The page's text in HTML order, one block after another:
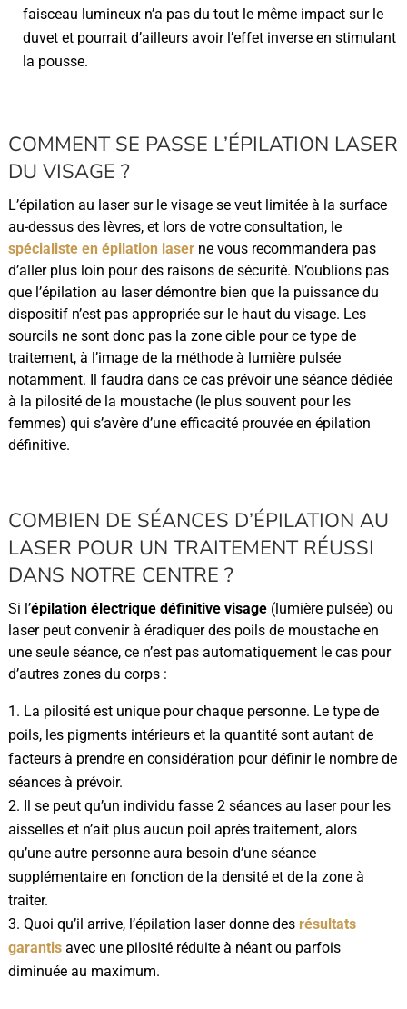
faisceau lumineux n’a pas du tout le même impact sur le
duvet et pourrait d’ailleurs avoir l’effet inverse en stimulant
la pousse.
COMMENT SE PASSE L’ÉPILATION LASER
DU VISAGE ?
L’épilation au laser sur le visage se veut limitée à la surface
au-dessus des lèvres, et lors de votre consultation, le
spécialiste en épilation laserne vous recommandera pas
d’aller plus loin pour des raisons de sécurité. N’oublions pas
que l’épilation au laser démontre bien que la puissance du
dispositif n’est pas appropriée sur le haut du visage. Les
sourcils ne sont donc pas la zone cible pour ce type de
traitement, à l’image de la méthode à lumière pulsée
notamment. Il faudra dans ce cas prévoir une séance dédiée
à la pilosité de la moustache (le plus souvent pour les
femmes) qui s’avère d’une efficacité prouvée en épilation
définitive.
COMBIEN DE SÉANCES D’ÉPILATION AU
LASER POUR UN TRAITEMENT RÉUSSI
DANS NOTRE CENTRE ?
Si l’épilation électrique définitive visage(lumière pulsée) ou
laser peut convenir à éradiquer des poils de moustache en
une seule séance, ce n’est pas automatiquement le cas pour
d’autres zones du corps :
La pilosité est unique pour chaque personne. Le type de
poils, les pigments intérieurs et la quantité sont autant de
facteurs à prendre en considération pour définir le nombre de
séances à prévoir.
Il se peut qu’un individu fasse 2 séances au laser pour les
aisselles et n’ait plus aucun poil après traitement, alors
qu’une autre personne aura besoin d’une séance
supplémentaire en fonction de la densité et de la zone à
traiter.
Quoi qu’il arrive, l’épilation laser donne des résultats
garantisavec une pilosité réduite à néant ou parfois
diminuée au maximum.